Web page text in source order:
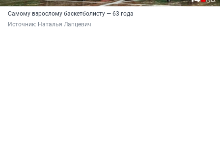
Самому взрослому баскетболисту — 63 года
Источник: Наталья Лапцевич